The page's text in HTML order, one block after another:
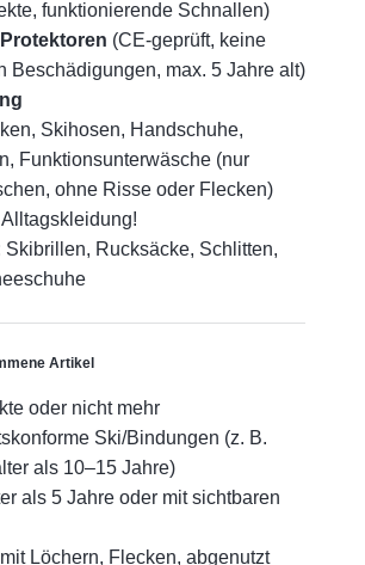
funktionierende Schnallen)
(CE-geprüft, keine
Beschädigungen, max. 5 Jahre alt)
Skihosen, Handschuhe,
Funktionsunterwäsche (nur
ohne Risse oder Flecken)
Skibrillen, Rucksäcke, Schlitten,
Artikel
oder nicht mehr
Ski/Bindungen (z. B.
als 10–15 Jahre)
als 5 Jahre oder mit sichtbaren
Löchern, Flecken, abgenutzt